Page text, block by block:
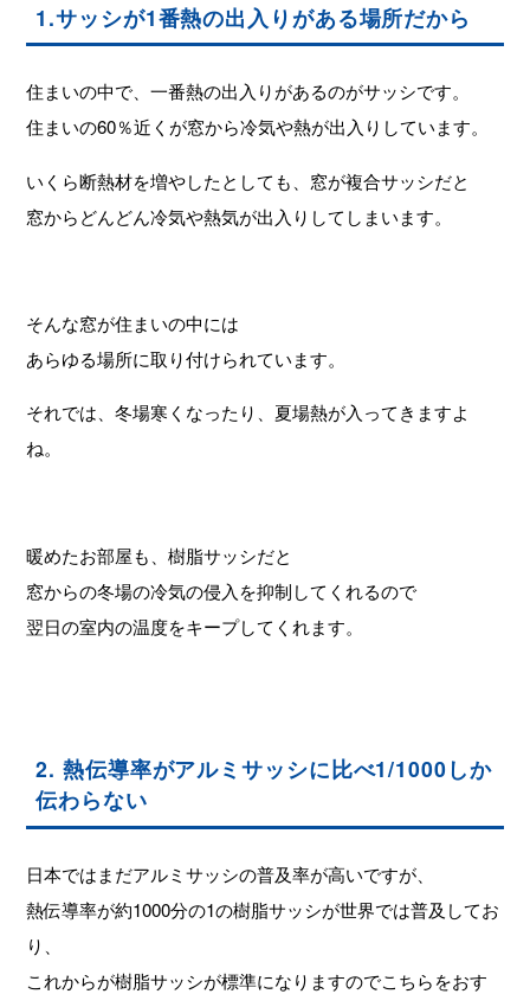
1.サッシが1番熱の出入りがある場所だから
住まいの中で、一番熱の出入りがあるのがサッシです。
住まいの60％近くが窓から冷気や熱が出入りしています。
いくら断熱材を増やしたとしても、窓が複合サッシだと
窓からどんどん冷気や熱気が出入りしてしまいます。
そんな窓が住まいの中には
あらゆる場所に取り付けられています。
それでは、冬場寒くなったり、夏場熱が入ってきますよ
ね。
暖めたお部屋も、樹脂サッシだと
窓からの冬場の冷気の侵入を抑制してくれるので
翌日の室内の温度をキープしてくれます。
2. 熱伝導率がアルミサッシに比べ1/1000しか
伝わらない
日本ではまだアルミサッシの普及率が高いですが、
熱伝導率が約1000分の1の樹脂サッシが世界では普及してお
り、
これからが樹脂サッシが標準になりますのでこちらをおす